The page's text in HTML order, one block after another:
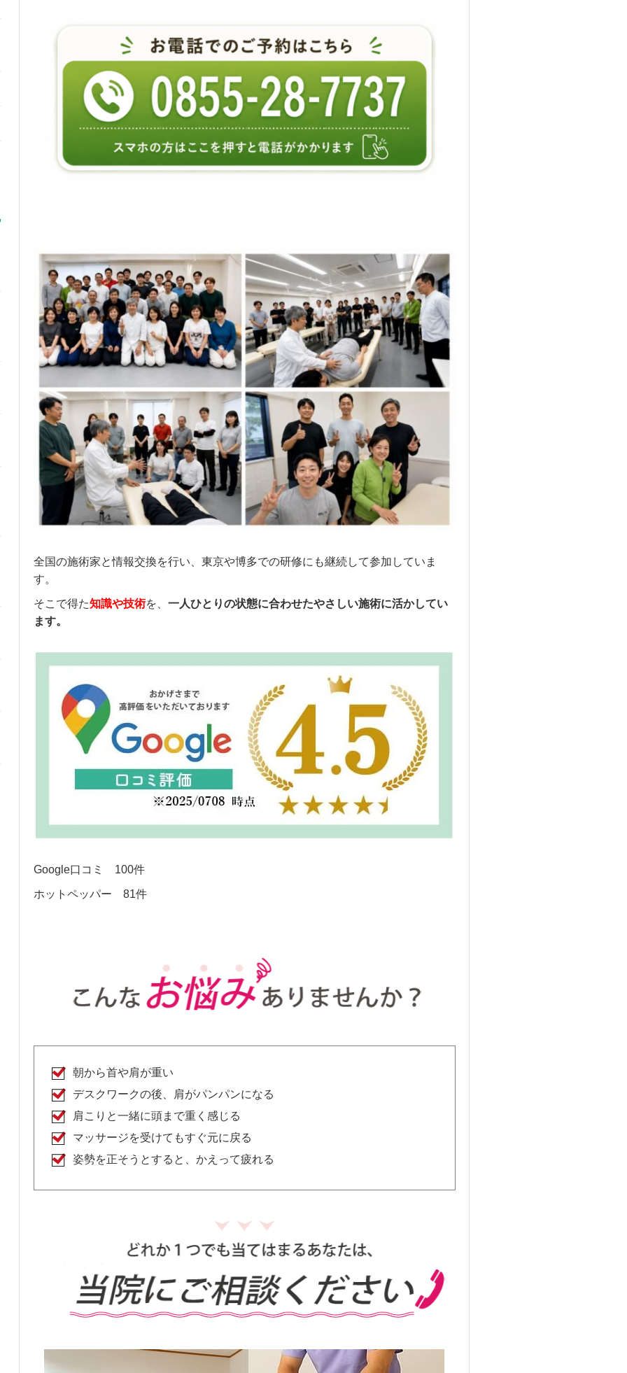
全国の施術家と情報交換を行い、東京や博多での研修にも継続して参加していま
す。
そこで得た知識や技術を、 一人ひとりの状態に合わせたやさしい施術に活かしてい
ます。
Google口コミ 100件
ホットペッパー 81件
朝から首や肩が重い
デスクワークの後、肩がパンパンになる
肩こりと一緒に頭まで重く感じる
マッサージを受けてもすぐ元に戻る
姿勢を正そうとすると、かえって疲れる